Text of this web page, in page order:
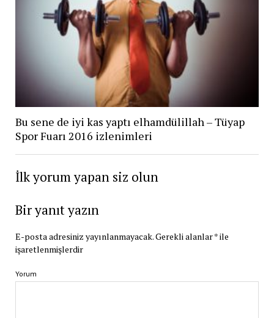
Bu sene de iyi kas yaptı elhamdülillah – Tüyap
Spor Fuarı 2016 izlenimleri
İlk yorum yapan siz olun
Bir yanıt yazın
E-posta adresiniz yayınlanmayacak.Gerekli alanlar*ile
işaretlenmişlerdir
Yorum